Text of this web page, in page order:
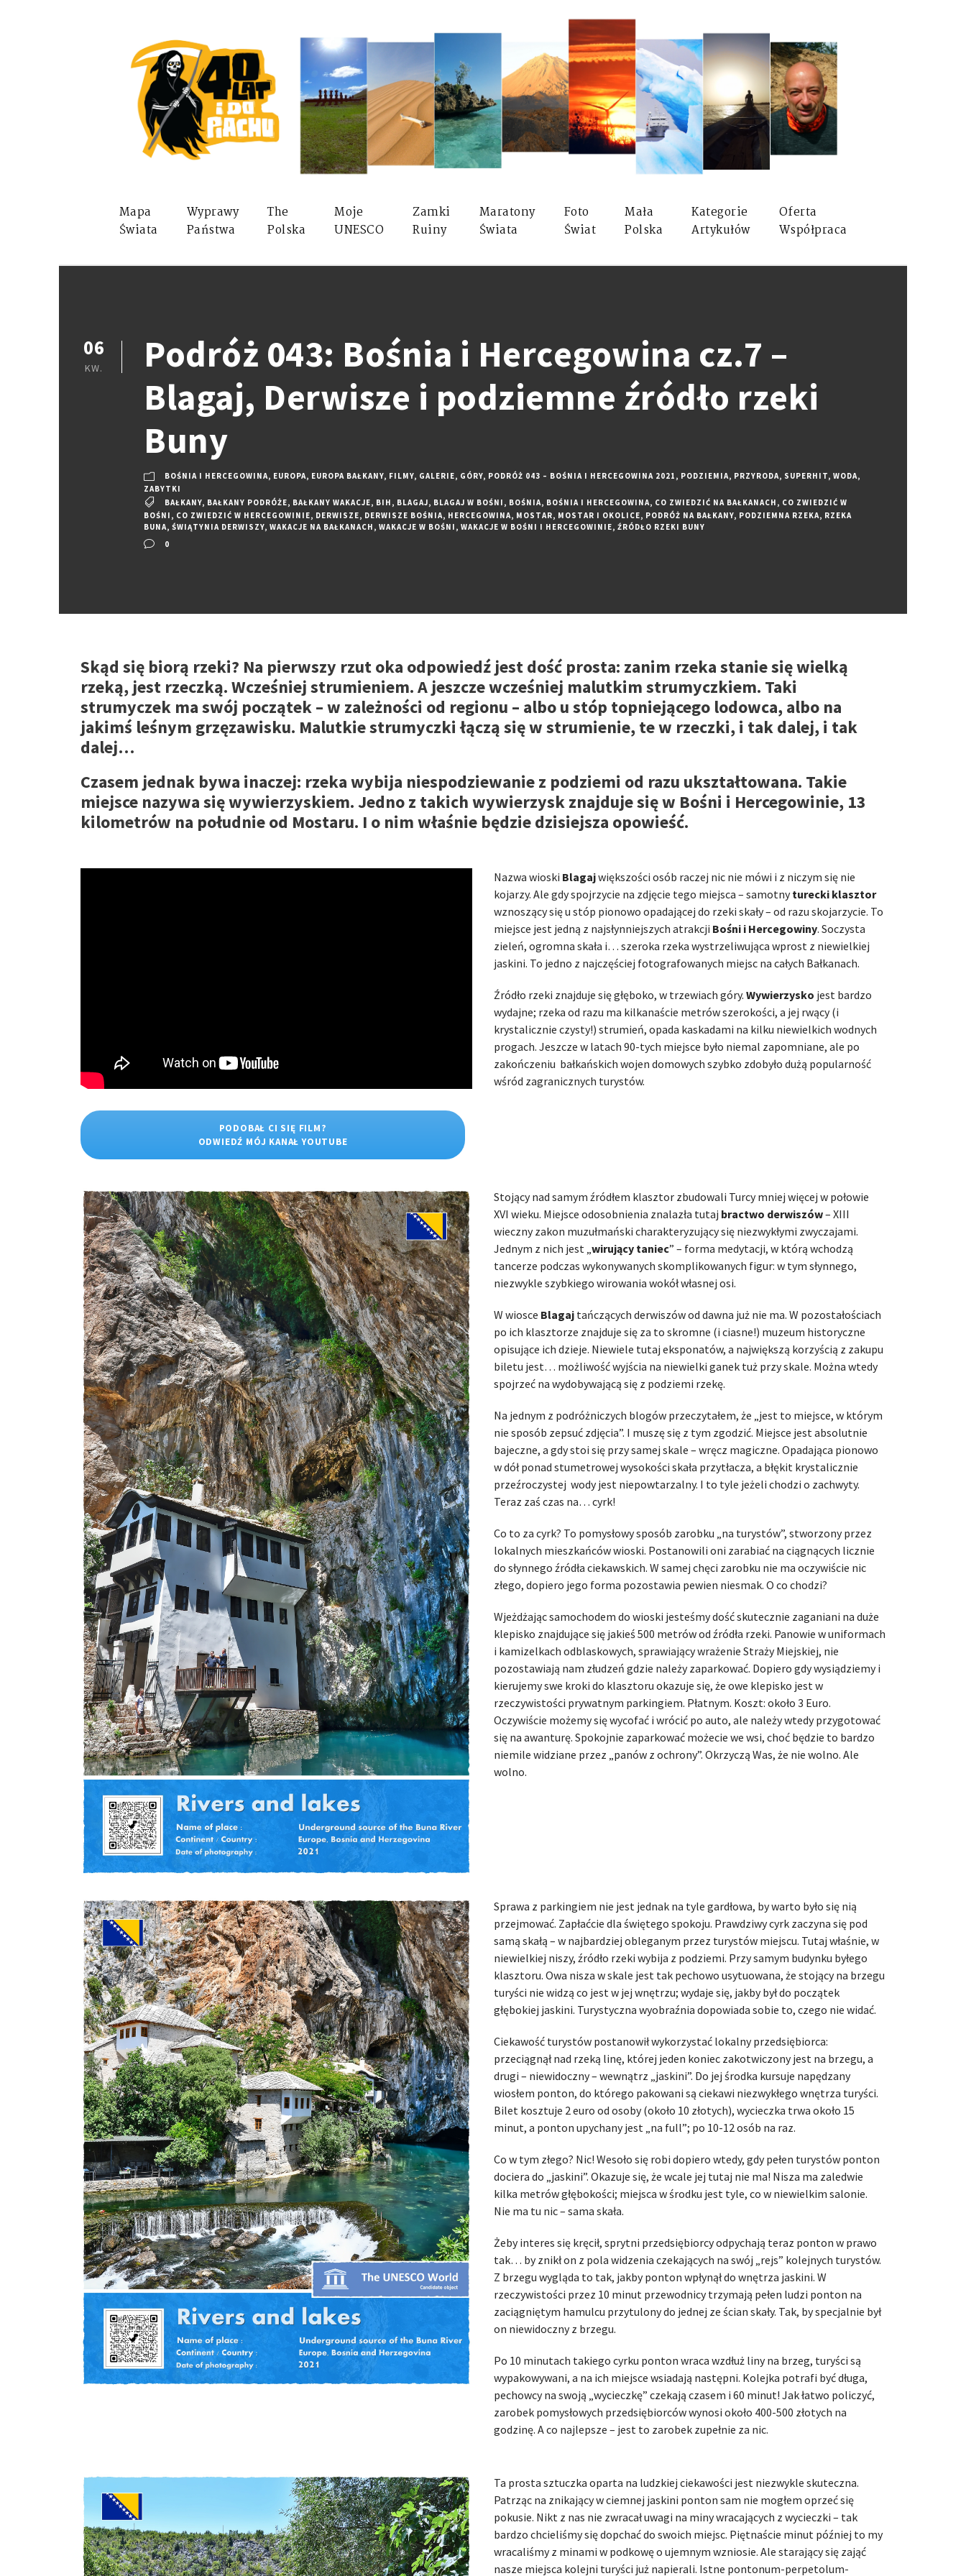
Mapa
Świata
Wyprawy
Państwa
The
Polska
Moje
UNESCO
Zamki
Ruiny
Maratony
Świata
Foto
Świat
Mała
Polska
Kategorie
Artykułów
Oferta
Współpraca
06
KW.
Podróż 043: Bośnia i Hercegowina cz.7 –
Blagaj, Derwisze i podziemne źródło rzeki
Buny
BOŚNIA I HERCEGOWINA, EUROPA, EUROPA BAŁKANY, FILMY, GALERIE, GÓRY, PODRÓŻ 043 – BOŚNIA I HERCEGOWINA 2021 , PODZIEMIA, PRZYRODA, SUPERHIT, WODA,
ZABYTKI
BAŁKANY, BAŁKANY PODRÓŻE, BAŁKANY WAKACJE, BIH , BLAGAJ, BLAGAJ W BOŚNI , BOŚNIA, BOŚNIA I HERCEGOWINA, CO ZWIEDZIĆ NA BAŁKANACH , CO ZWIEDZIĆ W
BOŚNI , CO ZWIEDZIĆ W HERCEGOWINIE, DERWISZE, DERWISZE BOŚNIA, HERCEGOWINA, MOSTAR, MOSTAR I OKOLICE, PODRÓŻ NA BAŁKANY, PODZIEMNA RZEKA, RZEKA
BUNA, ŚWIĄTYNIA DERWISZY, WAKACJE NA BAŁKANACH , WAKACJE W BOŚNI , WAKACJE W BOŚNI I HERCEGOWINIE, ŹRÓDŁO RZEKI BUNY
0
Skąd się biorą rzeki? Na pierwszy rzut oka odpowiedź jest dość prosta: zanim rzeka stanie się wielką
rzeką, jest rzeczką. Wcześniej strumieniem. A jeszcze wcześniej malutkim strumyczkiem. Taki
strumyczek ma swój początek – w zależności od regionu – albo u stóp topniejącego lodowca, albo na
jakimś leśnym grzęzawisku. Malutkie strumyczki łączą się w strumienie, te w rzeczki, i tak dalej, i tak
dalej…
Czasem jednak bywa inaczej: rzeka wybija niespodziewanie z podziemi od razu ukształtowana. Takie
miejsce nazywa się wywierzyskiem. Jedno z takich wywierzysk znajduje się w Bośni i Hercegowinie, 13
kilometrów na południe od Mostaru. I o nim właśnie będzie dzisiejsza opowieść.
PODOBAŁ CI SIĘ FILM?
ODWIEDŹ MÓJ KANAŁ YOUTUBE
Nazwa wioski Blagajwiększości osób raczej nic nie mówi i z niczym się nie
kojarzy. Ale gdy spojrzycie na zdjęcie tego miejsca – samotnyturecki klasztor
wznoszący się u stóp pionowo opadającej do rzeki skały – od razu skojarzycie. To
miejsce jest jedną z najsłynniejszych atrakcji Bośni i Hercegowiny. Soczysta
zieleń, ogromna skała i… szeroka rzeka wystrzeliwująca wprost z niewielkiej
jaskini. To jedno z najczęściej fotografowanych miejsc na całych Bałkanach.
Źródło rzeki znajduje się głęboko, w trzewiach góry. Wywierzysko jest bardzo
wydajne; rzeka od razu ma kilkanaście metrów szerokości, a jej rwący (i
krystalicznie czysty!) strumień, opada kaskadami na kilku niewielkich wodnych
progach. Jeszcze w latach 90-tych miejsce było niemal zapomniane, ale po
zakończeniu bałkańskich wojen domowych szybko zdobyło dużą popularność
wśród zagranicznych turystów.
Stojący nad samym źródłem klasztor zbudowali Turcy mniej więcej w połowie
XVI wieku. Miejsce odosobnienia znalazła tutaj bractwo derwiszów– XIII
wieczny zakon muzułmański charakteryzujący się niezwykłymi zwyczajami.
Jednym z nich jest „ wirujący taniec” – forma medytacji, w którą wchodzą
tancerze podczas wykonywanych skomplikowanych figur: w tym słynnego,
niezwykle szybkiego wirowania wokół własnej osi.
W wiosce Blagaj tańczących derwiszów od dawna już nie ma. W pozostałościach
po ich klasztorze znajduje się za to skromne (i ciasne!) muzeum historyczne
opisujące ich dzieje. Niewiele tutaj eksponatów, a największą korzyścią z zakupu
biletu jest… możliwość wyjścia na niewielki ganek tuż przy skale. Można wtedy
spojrzeć na wydobywającą się z podziemi rzekę.
Na jednym z podróżniczych blogów przeczytałem, że „jest to miejsce, w którym
nie sposób zepsuć zdjęcia”. I muszę się z tym zgodzić. Miejsce jest absolutnie
bajeczne, a gdy stoi się przy samej skale – wręcz magiczne. Opadająca pionowo
w dół ponad stumetrowej wysokości skała przytłacza, a błękit krystalicznie
przeźroczystej wody jest niepowtarzalny. I to tyle jeżeli chodzi o zachwyty.
Teraz zaś czas na… cyrk!
Co to za cyrk? To pomysłowy sposób zarobku „na turystów”, stworzony przez
lokalnych mieszkańców wioski. Postanowili oni zarabiać na ciągnących licznie
do słynnego źródła ciekawskich. W samej chęci zarobku nie ma oczywiście nic
złego, dopiero jego forma pozostawia pewien niesmak. O co chodzi?
Wjeżdżając samochodem do wioski jesteśmy dość skutecznie zaganiani na duże
klepisko znajdujące się jakieś 500 metrów od źródła rzeki. Panowie w uniformach
i kamizelkach odblaskowych, sprawiający wrażenie Straży Miejskiej, nie
pozostawiają nam złudzeń gdzie należy zaparkować. Dopiero gdy wysiądziemy i
kierujemy swe kroki do klasztoru okazuje się, że owe klepisko jest w
rzeczywistości prywatnym parkingiem. Płatnym. Koszt: około 3 Euro.
Oczywiście możemy się wycofać i wrócić po auto, ale należy wtedy przygotować
się na awanturę. Spokojnie zaparkować możecie we wsi, choć będzie to bardzo
niemile widziane przez „panów z ochrony”. Okrzyczą Was, że nie wolno. Ale
wolno.
Sprawa z parkingiem nie jest jednak na tyle gardłowa, by warto było się nią
przejmować. Zapłaćcie dla świętego spokoju. Prawdziwy cyrk zaczyna się pod
samą skałą – w najbardziej obleganym przez turystów miejscu. Tutaj właśnie, w
niewielkiej niszy, źródło rzeki wybija z podziemi. Przy samym budynku byłego
klasztoru. Owa nisza w skale jest tak pechowo usytuowana, że stojący na brzegu
turyści nie widzą co jest w jej wnętrzu; wydaje się, jakby był do początek
głębokiej jaskini. Turystyczna wyobraźnia dopowiada sobie to, czego nie widać.
Ciekawość turystów postanowił wykorzystać lokalny przedsiębiorca:
przeciągnął nad rzeką linę, której jeden koniec zakotwiczony jest na brzegu, a
drugi – niewidoczny – wewnątrz „jaskini”. Do jej środka kursuje napędzany
wiosłem ponton, do którego pakowani są ciekawi niezwykłego wnętrza turyści.
Bilet kosztuje 2 euro od osoby (około 10 złotych), wycieczka trwa około 15
minut, a ponton upychany jest „na full”; po 10-12 osób na raz.
Co w tym złego? Nic! Wesoło się robi dopiero wtedy, gdy pełen turystów ponton
dociera do „jaskini”. Okazuje się, że wcale jej tutaj nie ma! Nisza ma zaledwie
kilka metrów głębokości; miejsca w środku jest tyle, co w niewielkim salonie.
Nie ma tu nic – sama skała.
Żeby interes się kręcił, sprytni przedsiębiorcy odpychają teraz ponton w prawo
tak… by znikł on z pola widzenia czekających na swój „rejs” kolejnych turystów.
Z brzegu wygląda to tak, jakby ponton wpłynął do wnętrza jaskini. W
rzeczywistości przez 10 minut przewodnicy trzymają pełen ludzi ponton na
zaciągniętym hamulcu przytulony do jednej ze ścian skały. Tak, by specjalnie był
on niewidoczny z brzegu.
Po 10 minutach takiego cyrku ponton wraca wzdłuż liny na brzeg, turyści są
wypakowywani, a na ich miejsce wsiadają następni. Kolejka potrafi być długa,
pechowcy na swoją „wycieczkę” czekają czasem i 60 minut! Jak łatwo policzyć,
zarobek pomysłowych przedsiębiorców wynosi około 400-500 złotych na
godzinę. A co najlepsze – jest to zarobek zupełnie za nic.
Ta prosta sztuczka oparta na ludzkiej ciekawości jest niezwykle skuteczna.
Patrząc na znikający w ciemnej jaskini ponton sam nie mogłem oprzeć się
pokusie. Nikt z nas nie zwracał uwagi na miny wracających z wycieczki – tak
bardzo chcieliśmy się dopchać do swoich miejsc. Piętnaście minut później to my
wracaliśmy z minami w podkowę o ujemnym wzniosie. Ale starający się zająć
nasze miejsca kolejni turyści już napierali. Istne pontonum-perpetolum-